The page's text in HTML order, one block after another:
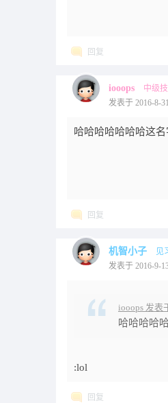
回复
iooops
中级
发表于 2016-8-
哈哈哈哈哈哈哈这
回复
机智小子
见
发表于 2016-9-
iooops 发表
哈哈哈哈
:lol
回复